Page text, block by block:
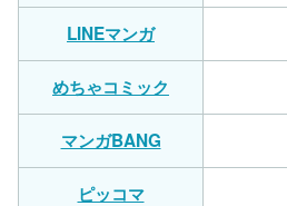
LINEマンガ
めちゃコミック
マンガBANG
ピッコマ